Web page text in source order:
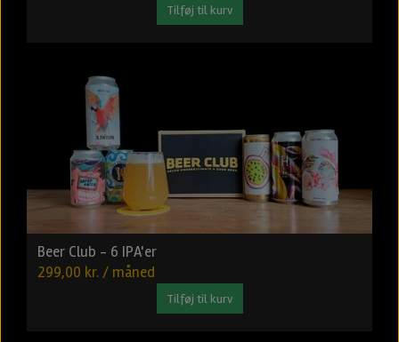
Tilføj til kurv
Beer Club - 6 IPA'er
299,00 kr. / måned
Tilføj til kurv